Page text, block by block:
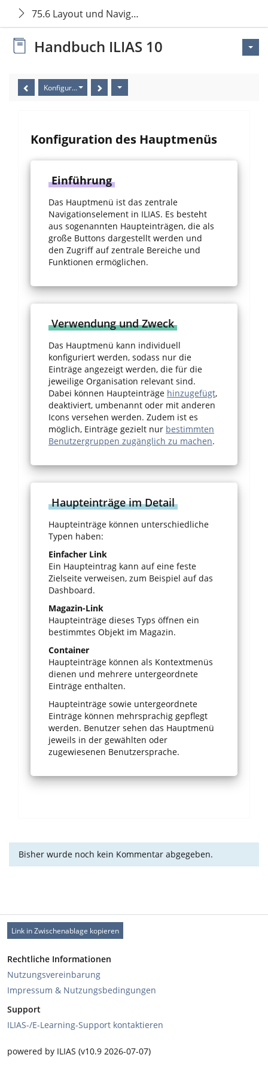
75.6 Layout und Navigation: Hauptmenü
Handbuch ILIAS 10
Konfiguration des Hauptmenüs
Konfiguration des Hauptmenüs
Einführung
Das Hauptmenü ist das zentrale
Navigationselement in ILIAS. Es besteht
aus sogenannten Haupteinträgen, die als
große Buttons dargestellt werden und
den Zugriff auf zentrale Bereiche und
Funktionen ermöglichen.
Verwendung und Zweck
Das Hauptmenü kann individuell
konfiguriert werden, sodass nur die
Einträge angezeigt werden, die für die
jeweilige Organisation relevant sind.
Dabei können Haupteinträge hinzugefügt,
deaktiviert, umbenannt oder mit anderen
Icons versehen werden. Zudem ist es
möglich, Einträge gezielt nur bestimmten
Benutzergruppen zugänglich zu machen.
Haupteinträge im Detail
Haupteinträge können unterschiedliche
Typen haben:
Einfacher Link
Ein Haupteintrag kann auf eine feste
Zielseite verweisen, zum Beispiel auf das
Dashboard.
Magazin-Link
Haupteinträge dieses Typs öffnen ein
bestimmtes Objekt im Magazin.
Container
Haupteinträge können als Kontextmenüs
dienen und mehrere untergeordnete
Einträge enthalten.
Haupteinträge sowie untergeordnete
Einträge können mehrsprachig gepflegt
werden. Benutzer sehen das Hauptmenü
jeweils in der gewählten oder
zugewiesenen Benutzersprache.
Bisher wurde noch kein Kommentar abgegeben.
Link in Zwischenablage kopieren
Rechtliche Informationen
Nutzungsvereinbarung
Impressum & Nutzungsbedingungen
Support
ILIAS-/E-Learning-Support kontaktieren
powered by ILIAS (v10.9 2026-07-07)